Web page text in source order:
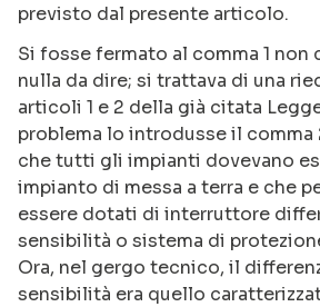
previsto dal presente articolo.
Si fosse fermato al comma 1 non
nulla da dire; si trattava di una
articoli 1 e 2 della già citata
problema lo introdusse il comma
che tutti gli impianti dovevano
impianto di messa a terra e che
essere dotati di interruttore
sensibilità o sistema di
Ora, nel gergo tecnico, il
sensibilità era quello